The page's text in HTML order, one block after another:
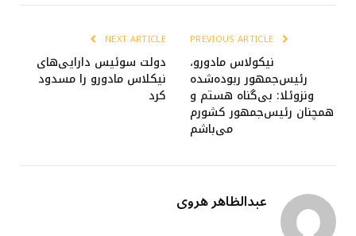
نیکولاس مادورو،
رئیس‌جمهور ربوده‌شده
ونزوئلا: بی‌گناه هستم و
همچنان رئیس‌جمهور کشورم
می‌باشم
NEXT ARTICLE
دولت سوئیس دارایی‌های
نیکلاس مادورو را مسدود
کرد
عبدالظاهر هروی